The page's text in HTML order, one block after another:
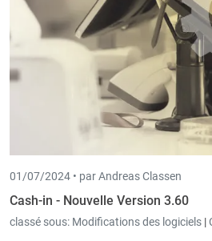
01/07/2024 • par Andreas Classen
Cash-in - Nouvelle Version 3.60
classé sous: Modifications des logiciels |